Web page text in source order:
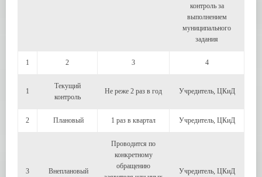
контроль за
выполнением
муниципального
задания
1 2 3 4
1
Текущий
контроль
Не реже 2 раз в год Учредитель, ЦКиД
2 Плановый 1 раз в квартал Учредитель, ЦКиД
3 Внеплановый
Проводится по
конкретному
обращению
Учредитель, ЦКиД